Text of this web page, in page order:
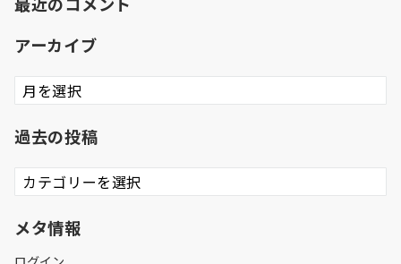
アーカイブ
ア
ー
イ
過去の投稿
過
去
投
メタ情報